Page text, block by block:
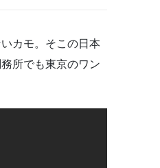
カモ。そこの日本
所でも東京のワン